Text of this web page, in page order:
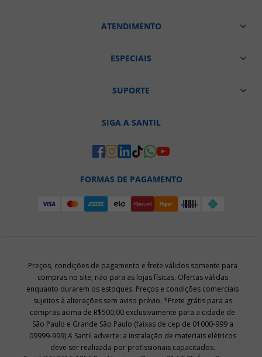
ATENDIMENTO
ESPECIAIS
SUPORTE
SIGA A SANTIL
FORMAS DE PAGAMENTO
Preços, condições de pagamento e frete válidos somente para
compras no site, não para as lojas físicas. Ofertas válidas
enquanto durarem os estoques. Preços e condições comerciais
sujeitos à alterações sem aviso prévio. *Frete grátis para as
compras acima de R$500,00 exclusivamente para a cidade de
São Paulo e Grande São Paulo (faixas de cep de 01000-999 a
09999-999) A Santil adverte: a instalação de materiais elétricos
deve ser realizada por profissionais capacitados.